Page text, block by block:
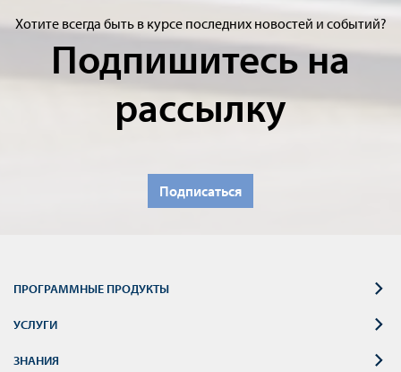
Хотите всегда быть в курсе последних новостей и событий?
Подпишитесь на
рассылку
Подписаться
ПРОГРАММНЫЕ ПРОДУКТЫ
УСЛУГИ
ЗНАНИЯ